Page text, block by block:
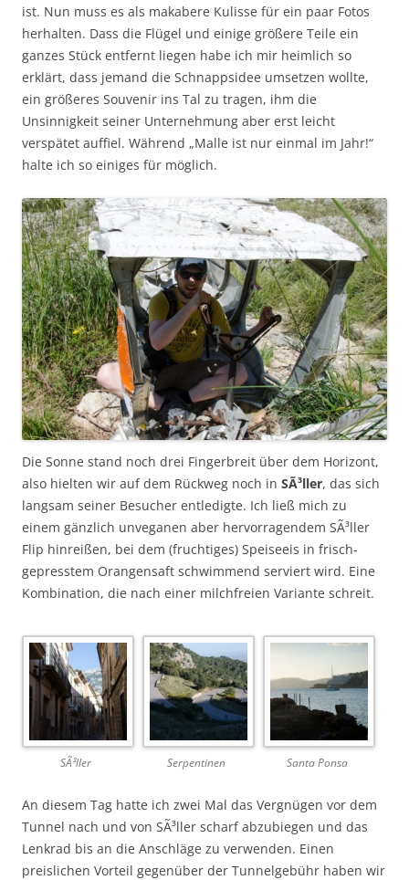
ist. Nun muss es als makabere Kulisse für ein paar Fotos
herhalten. Dass die Flügel und einige größere Teile ein
ganzes Stück entfernt liegen habe ich mir heimlich so
erklärt, dass jemand die Schnappsidee umsetzen wollte,
ein größeres Souvenir ins Tal zu tragen, ihm die
Unsinnigkeit seiner Unternehmung aber erst leicht
verspätet auffiel. Während „Malle ist nur einmal im Jahr!“
halte ich so einiges für möglich.
Die Sonne stand noch drei Fingerbreit über dem Horizont,
also hielten wir auf dem Rückweg noch in SÃ³ller, das sich
langsam seiner Besucher entledigte. Ich ließ mich zu
einem gänzlich unveganen aber hervorragendem SÃ³ller
Flip hinreißen, bei dem (fruchtiges) Speiseeis in frisch-
gepresstem Orangensaft schwimmend serviert wird. Eine
Kombination, die nach einer milchfreien Variante schreit.
SÃ³ller Serpentinen Santa Ponsa
An diesem Tag hatte ich zwei Mal das Vergnügen vor dem
Tunnel nach und von SÃ³ller scharf abzubiegen und das
Lenkrad bis an die Anschläge zu verwenden. Einen
preislichen Vorteil gegenüber der Tunnelgebühr haben wir